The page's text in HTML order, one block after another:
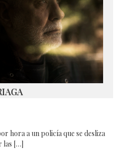
IMG_1860
hora a un policía que se desliza
las […]